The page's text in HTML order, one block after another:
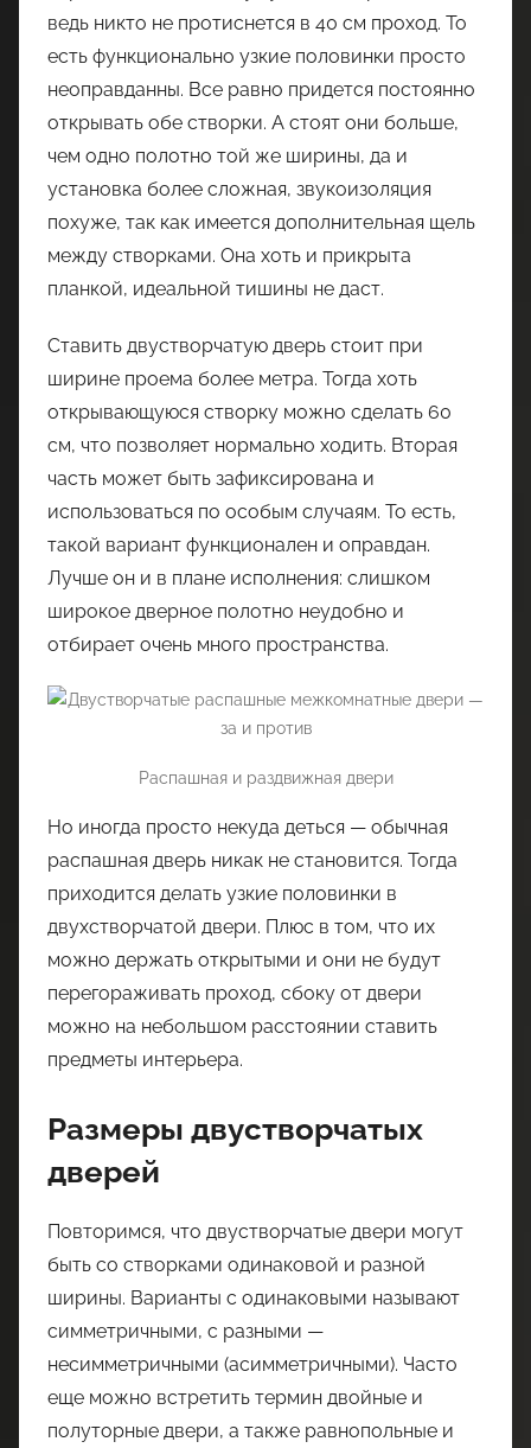
ведь никто не протиснется в 40 см проход. То
есть функционально узкие половинки просто
неоправданны. Все равно придется постоянно
открывать обе створки. А стоят они больше,
чем одно полотно той же ширины, да и
установка более сложная, звукоизоляция
похуже, так как имеется дополнительная щель
между створками. Она хоть и прикрыта
планкой, идеальной тишины не даст.
Ставить двустворчатую дверь стоит при
ширине проема более метра. Тогда хоть
открывающуюся створку можно сделать 60
см, что позволяет нормально ходить. Вторая
часть может быть зафиксирована и
использоваться по особым случаям. То есть,
такой вариант функционален и оправдан.
Лучше он и в плане исполнения: слишком
широкое дверное полотно неудобно и
отбирает очень много пространства.
Распашная и раздвижная двери
Но иногда просто некуда деться — обычная
распашная дверь никак не становится. Тогда
приходится делать узкие половинки в
двухстворчатой двери. Плюс в том, что их
можно держать открытыми и они не будут
перегораживать проход, сбоку от двери
можно на небольшом расстоянии ставить
предметы интерьера.
Размеры двустворчатых
дверей
Повторимся, что двустворчатые двери могут
быть со створками одинаковой и разной
ширины. Варианты с одинаковыми называют
симметричными, с разными —
несимметричными (асимметричными). Часто
еще можно встретить термин двойные и
полуторные двери, а также равнопольные и